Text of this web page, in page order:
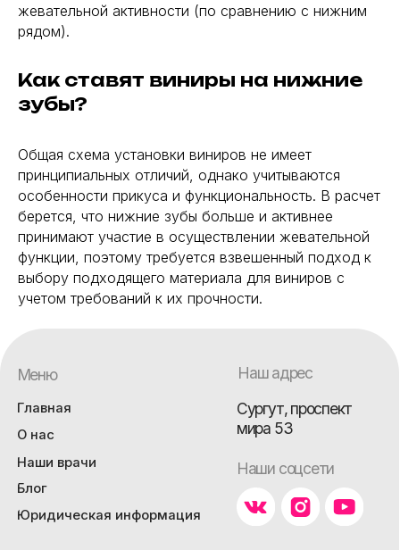
жевательной активности (по сравнению с нижним
рядом).
Как ставят виниры на нижние
зубы?
Общая схема установки виниров не имеет
принципиальных отличий, однако учитываются
особенности прикуса и функциональность. В расчет
берется, что нижние зубы больше и активнее
принимают участие в осуществлении жевательной
функции, поэтому требуется взвешенный подход к
выбору подходящего материала для виниров с
учетом требований к их прочности.